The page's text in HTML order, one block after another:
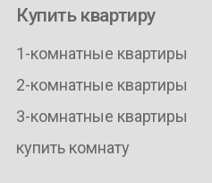
Купить квартиру
1-комнатные квартиры
2-комнатные квартиры
3-комнатные квартиры
купить комнату